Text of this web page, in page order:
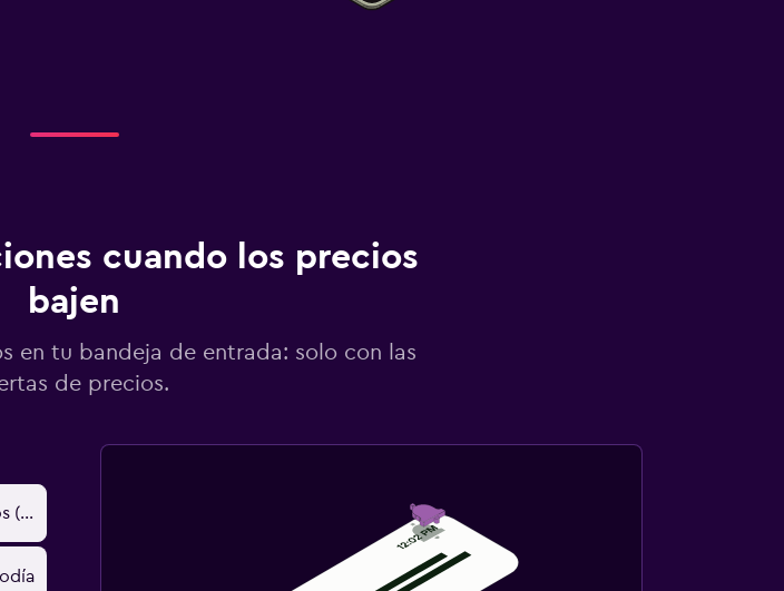
cuando los precios
bajen
en tu bandeja de entrada: solo con las
de precios.